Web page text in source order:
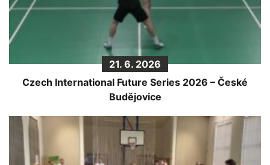
21. 6. 2026
Czech International Future Series 2026 – České
Budějovice